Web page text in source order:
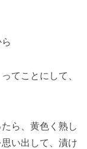
てことにして、
ら、黄色く熟し
い出して、漬け